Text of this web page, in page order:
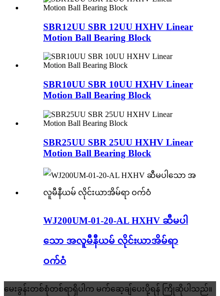
SBR12UU SBR 12UU HXHV Linear
Motion Ball Bearing Block
SBR10UU SBR 10UU HXHV Linear
Motion Ball Bearing Block
SBR25UU SBR 25UU HXHV Linear
Motion Ball Bearing Block
WJ200UM-01-20-AL HXHV ဆီမပါ
သော အလူမီနီယမ် လိုင်းယာအိမ်ရာ
ဝက်ဝံ
မေးခွန်းတစ်စုံတစ်ရာရှိပါက မက်ဆေ့ချ်ပေးပို့ရန် ကြိုဆိုပါသည်။